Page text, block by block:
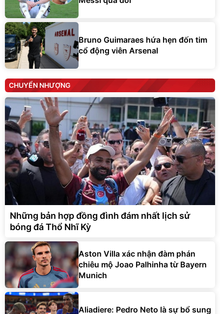
Bruno Guimaraes hứa hẹn đốn tim
cổ động viên Arsenal
CHUYỂN NHƯỢNG
Những bản hợp đồng đình đám nhất lịch sử
bóng đá Thổ Nhĩ Kỳ
Aston Villa xác nhận đàm phán
chiêu mộ Joao Palhinha từ Bayern
Munich
Aliadiere: Pedro Neto là sự bổ sung